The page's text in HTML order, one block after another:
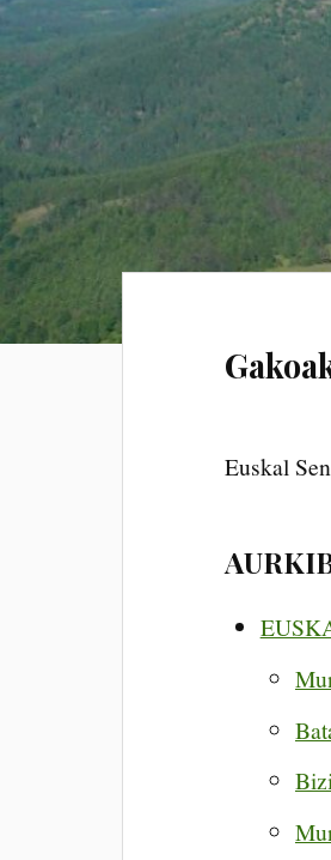
Euskal